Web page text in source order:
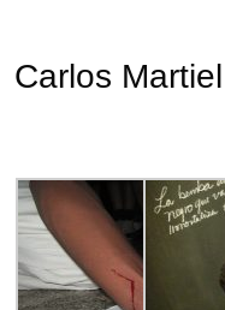
Carlos Martiel